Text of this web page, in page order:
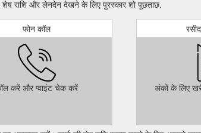
inspired by ancient Ute, Nordic and Asian
body equilibrium.https://
at Viceroy Riviera Maya, a luxury beachfront
maya
Viceroy Chicago's FAQ page to find answers
chicago/faq
राशि और लेनदेन देखने के लिए पुरस्कार शो पूछताछ.
फोन कॉल
करें और प्वाइंट चेक करें अंकों के लिए